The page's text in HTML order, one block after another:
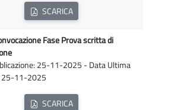
SCARICA
Fase Prova scritta di
25-11-2025 - Data Ultima
25-11-2025
SCARICA